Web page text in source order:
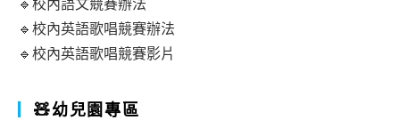
🔹校內英語歌唱競賽辦法
🔹校內英語歌唱競賽影片
🧸幼兒園專區